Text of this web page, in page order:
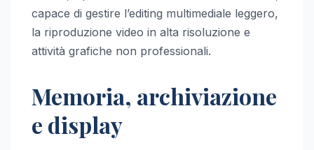
capace di gestire l’editing multimediale leggero,
la riproduzione video in alta risoluzione e
attività grafiche non professionali.
Memoria, archiviazione
e display